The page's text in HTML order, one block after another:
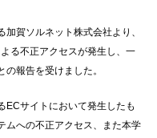
賀ソルネット株式会社より、
る不正アクセスが発生し、一
報告を受けました。
サイトにおいて発生したも
ムへの不正アクセス、また本学